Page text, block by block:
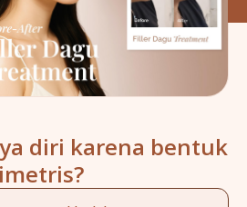
diri karena bentuk